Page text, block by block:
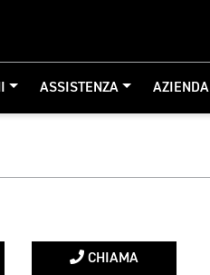
ASSISTENZA AZIENDA
CHIAMA